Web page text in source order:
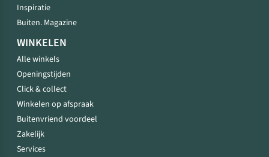
Inspiratie
Buiten. Magazine
WINKELEN
Alle winkels
Openingstijden
Click & collect
Winkelen op afspraak
Buitenvriend voordeel
Zakelijk
Services